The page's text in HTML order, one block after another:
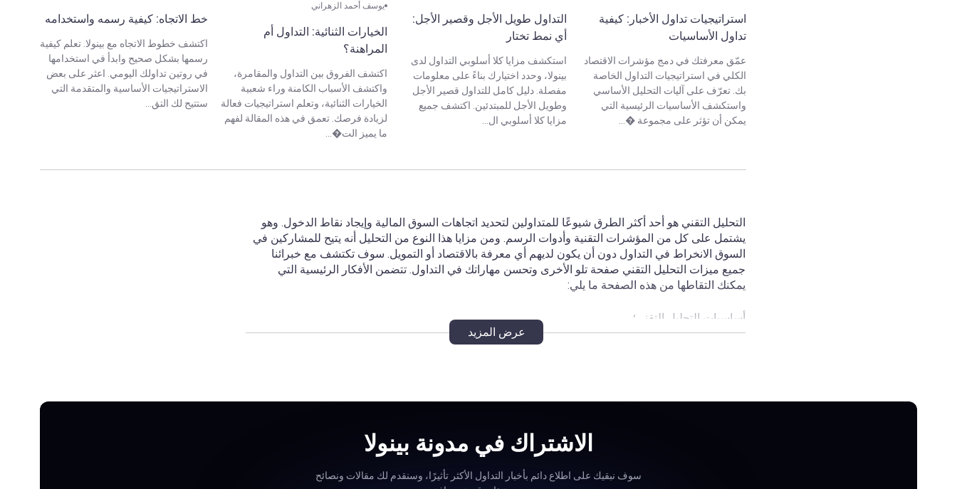
استراتيجيات تداول الأخبار: كيفية
تداول الأساسيات
عمّق معرفتك في دمج مؤشرات الاقتصاد
الكلي في استراتيجيات التداول الخاصة
بك. تعرّف على آليات التحليل الأساسي
واستكشف الأساسيات الرئيسية التي
يمكن أن تؤثر على مجموعة �...
التداول طويل الأجل وقصير الأجل:
أي نمط تختار
استكشف مزايا كلا أسلوبي التداول لدى
بينولا، وحدد اختيارك بناءً على معلومات
مفصلة. دليل كامل للتداول قصير الأجل
وطويل الأجل للمبتدئين. اكتشف جميع
مزايا كلا أسلوبي ال...
يوسف أحمد الزهراني
الخيارات الثنائية: التداول أم
المراهنة؟
اكتشف الفروق بين التداول والمقامرة،
واكتشف الأسباب الكامنة وراء شعبية
الخيارات الثنائية، وتعلم استراتيجيات فعالة
لزيادة فرصك. تعمق في هذه المقالة لفهم
ما يميز الت�...
خط الاتجاه: كيفية رسمه واستخدامه
اكتشف خطوط الاتجاه مع بينولا. تعلم كيفية
رسمها بشكل صحيح وابدأ في استخدامها
في روتين تداولك اليومي. اعثر على بعض
الاستراتيجيات الأساسية والمتقدمة التي
ستتيح لك التق...
التحليل التقني هو أحد أكثر الطرق شيوعًا للمتداولين لتحديد اتجاهات السوق المالية وإيجاد نقاط الدخول. وهو
يشتمل على كل من المؤشرات التقنية وأدوات الرسم. ومن مزايا هذا النوع من التحليل أنه يتيح للمشاركين في
السوق الانخراط في التداول دون أن يكون لديهم أي معرفة بالاقتصاد أو التمويل. سوف تكتشف مع خبرائنا
جميع ميزات التحليل التقني صفحة تلو الأخرى وتحسن مهاراتك في التداول. تتضمن الأفكار الرئيسية التي
يمكنك التقاطها من هذه الصفحة ما يلي:
أساسيات التحليل التقني؛
مجموعة متنوعة من أنظمة التداول التي تستخدم أدوات التحليل التقني؛
توصيات حول كيفية تحسين تفاعلك مع أدوات التحليل التقني المختلفة.
يمكنك أن تجد شيئًا مفيدًا هنا بغض النظر عن خبرتك السابقة في التداول. سيجد المتداولون الكثير من
عرض المزيد
الاشتراك في مدونة بينولا
سوف نبقيك على اطلاع دائم بأخبار التداول الأكثر تأثيرًا، وسنقدم لك مقالات ونصائح